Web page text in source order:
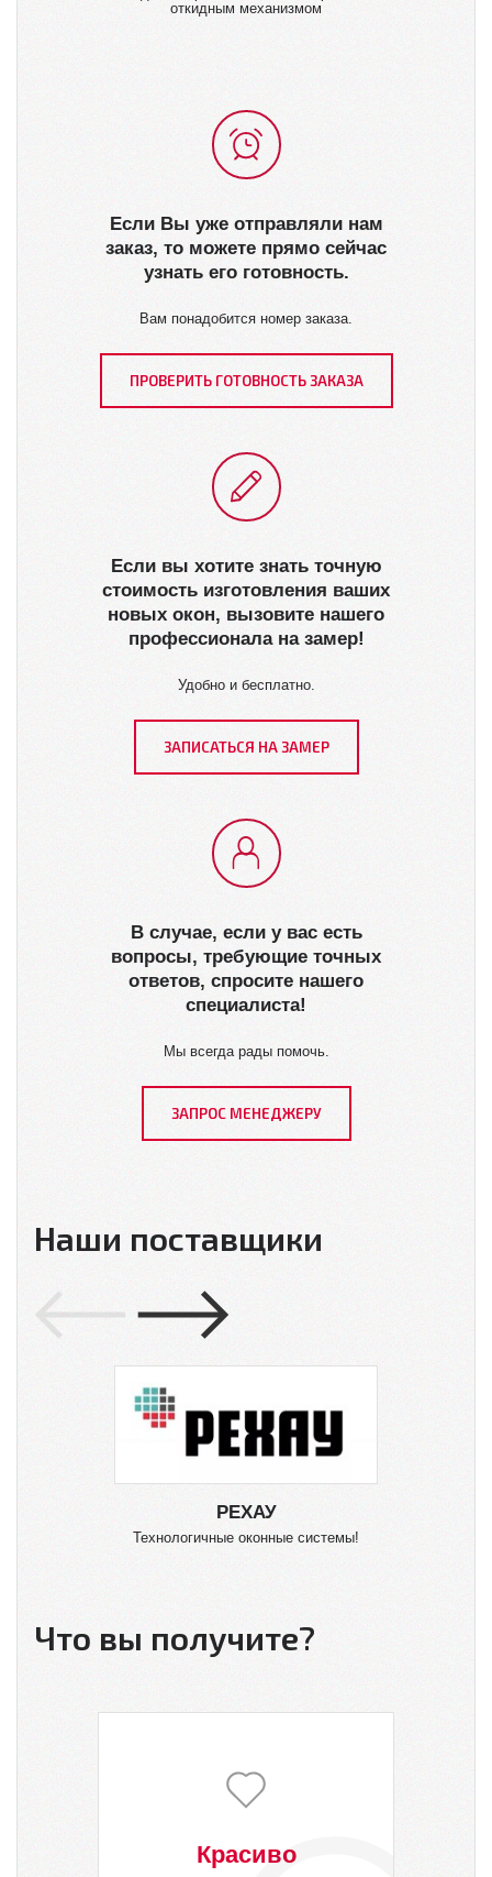
откидным механизмом
Если Вы уже отправляли нам
заказ, то можете прямо сейчас
узнать его готовность.
Вам понадобится номер заказа.
ПРОВЕРИТЬ ГОТОВНОСТЬ ЗАКАЗА
Если вы хотите знать точную
стоимость изготовления ваших
новых окон, вызовите нашего
профессионала на замер!
Удобно и бесплатно.
ЗАПИСАТЬСЯ НА ЗАМЕР
В случае, если у вас есть
вопросы, требующие точных
ответов, спросите нашего
специалиста!
Мы всегда рады помочь.
ЗАПРОС МЕНЕДЖЕРУ
Наши поставщики
РЕХАУ
Технологичные оконные системы!
Что вы получите?
Красиво